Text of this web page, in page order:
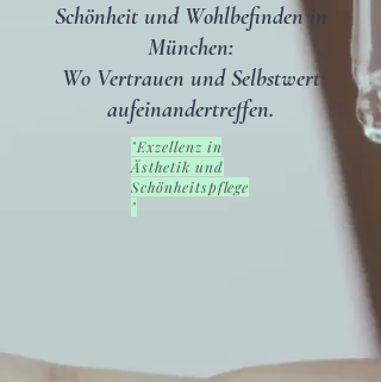
Schönheit und Wohlbefinden in
München:
Wo Vertrauen und Selbstwert
aufeinandertreffen.
"Exzellenz in
Ästhetik und
Schönheitspflege
"